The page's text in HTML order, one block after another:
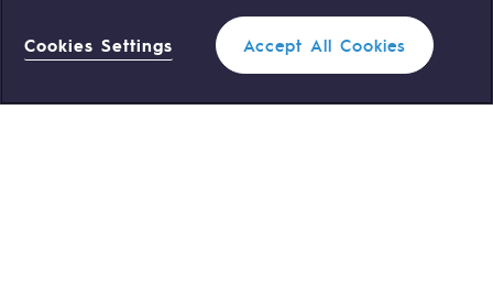
Standard Teréga 0 559 133 400
Cookies Settings Accept All Cookies